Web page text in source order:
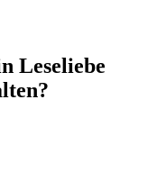
Leseliebe